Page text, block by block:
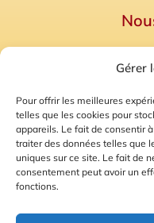
Gérer
Pour offrir les meilleures
telles que les cookies pour
appareils. Le fait de consentir
traiter des données telles que
uniques sur ce site. Le fait de
consentement peut avoir un
fonctions.
Mentions